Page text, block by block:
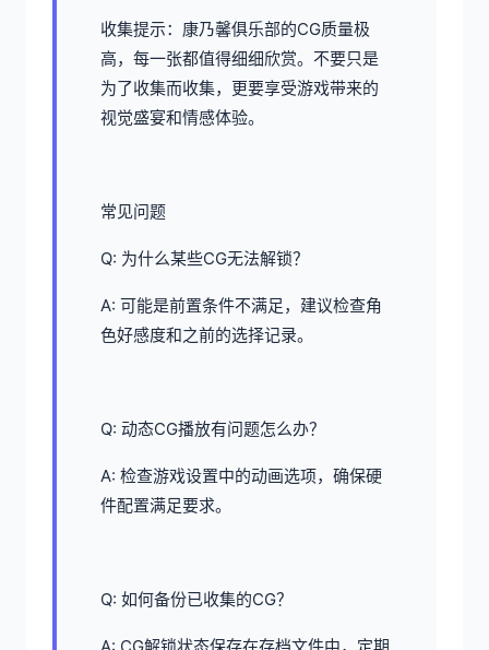
收集提示：康乃馨俱乐部的CG质量极
高，每一张都值得细细欣赏。不要只是
为了收集而收集，更要享受游戏带来的
视觉盛宴和情感体验。
常见问题
Q: 为什么某些CG无法解锁？
A: 可能是前置条件不满足，建议检查角
色好感度和之前的选择记录。
Q: 动态CG播放有问题怎么办？
A: 检查游戏设置中的动画选项，确保硬
件配置满足要求。
Q: 如何备份已收集的CG？